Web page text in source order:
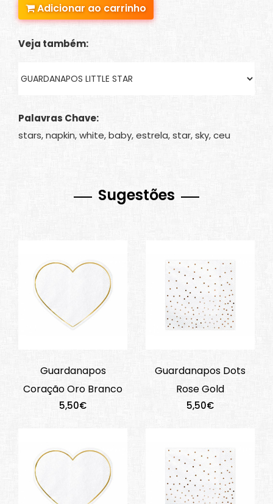
Adicionar ao carrinho
Veja também:
Palavras Chave:
stars, napkin, white, baby, estrela, star, sky, ceu
Sugestões
Guardanapos
Coração Oro Branco
5,50€
Guardanapos Dots
Rose Gold
5,50€